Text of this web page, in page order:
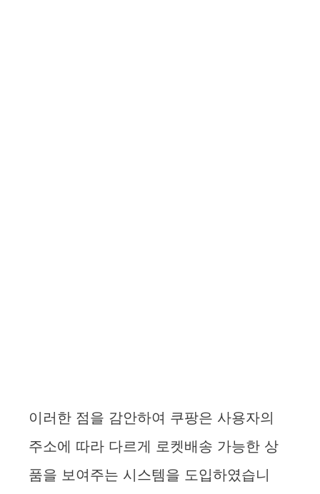
이러한 점을 감안하여 쿠팡은 사용자의
주소에 따라 다르게 로켓배송 가능한 상
품을 보여주는 시스템을 도입하였습니